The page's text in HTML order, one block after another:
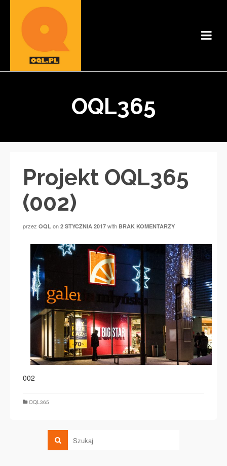
OQL365
Projekt OQL365
(002)
przez OQL on 2 STYCZNIA 2017 with BRAK KOMENTARZY
002
OQL365